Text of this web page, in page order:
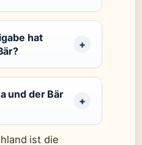
hat
und der Bär
ist die